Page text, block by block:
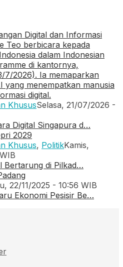
KhususSelasa, 21/07/2026 -
Digital Singapura d…
Khusus, PolitikKamis,
Bertarung di Pilkad…
22/11/2025 - 10:56 WIB
Ekonomi Pesisir Be…